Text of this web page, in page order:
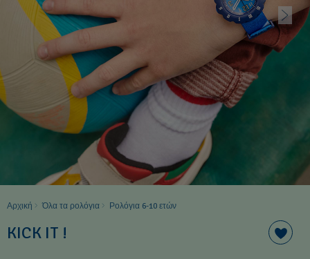
Αρχική Όλα τα ρολόγια Ρολόγια 6-10 ετών ​
KICK IT !